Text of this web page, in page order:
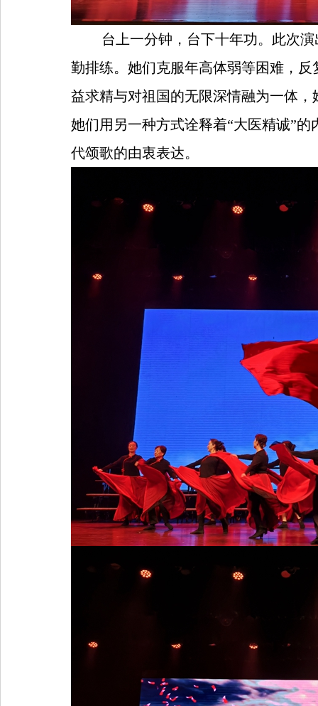
台上一分钟，台下十年功。此次
勤排练。她们克服年高体弱等困难，
益求精与对祖国的无限深情融为一体
她们用另一种方式诠释着“大医精诚”
代颂歌的由衷表达。